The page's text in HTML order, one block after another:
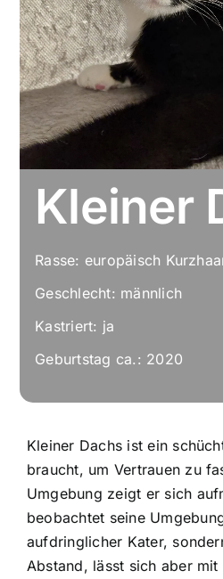
Kleiner
Rasse: europäisch
Geschlecht: männlich
Kastriert: ja
Geburtstag ca.: 2020
Kleiner Dachs ist ein
braucht, um Vertrauen zu
Umgebung zeigt er sich
beobachtet seine
aufdringlicher Kater,
Abstand, lässt sich aber mit